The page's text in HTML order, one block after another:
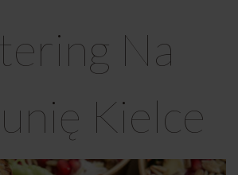
Na
Kielce